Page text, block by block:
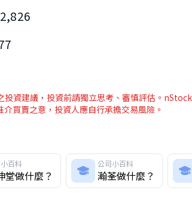
資建議，投資前請獨立思考、審慎評估。
買賣之意，投資人應自行承擔交易風險。
百科
堂做什麼？
公司小百科
瀚荃做什麼？